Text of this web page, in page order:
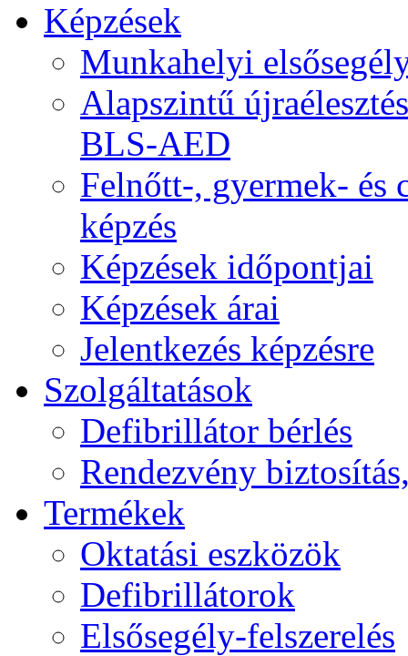
Képzések
Munkahelyi
Alapszintű
BLS-AED
Felnőtt-, gyermek- és
képzés
Képzések időpontjai
Képzések árai
Jelentkezés képzésre
Szolgáltatások
Defibrillátor bérlés
Rendezvény
Termékek
Oktatási eszközök
Defibrillátorok
Elsősegély-felszerelés